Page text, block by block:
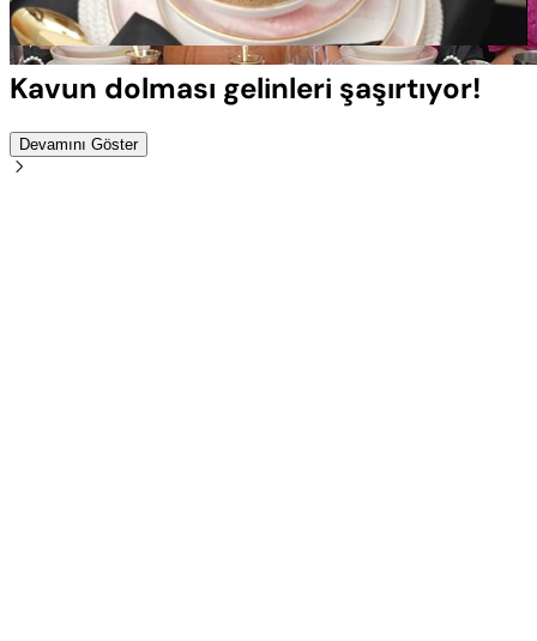
Sesi
Aç
Oynatma
Hızı
Kavun dolması gelinleri şaşırtıyor!
Devamını Göster